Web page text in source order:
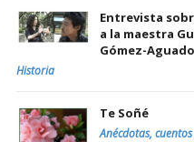
Entrevista
a la maestra
Gómez-Aguado
Historia
Te Soñé
Anécdotas,